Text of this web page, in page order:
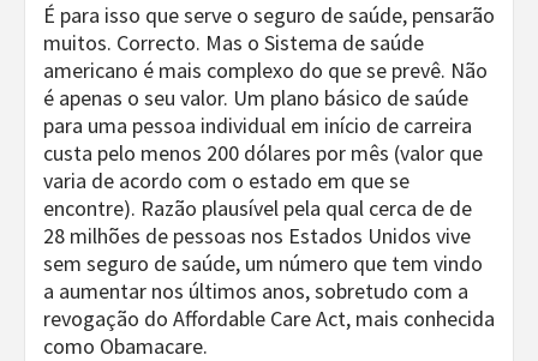
É para isso que serve o seguro de saúde, pensarão
muitos. Correcto. Mas o Sistema de saúde
americano é mais complexo do que se prevê. Não
é apenas o seu valor. Um plano básico de saúde
para uma pessoa individual em início de carreira
custa pelo menos 200 dólares por mês (valor que
varia de acordo com o estado em que se
encontre). Razão plausível pela qual cerca de de
28 milhões de pessoas nos Estados Unidos vive
sem seguro de saúde, um número que tem vindo
a aumentar nos últimos anos, sobretudo com a
revogação do Affordable Care Act, mais conhecida
como Obamacare.